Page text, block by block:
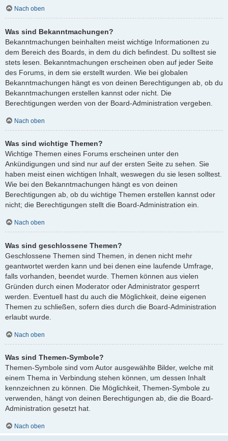
Nach oben
Was sind Bekanntmachungen?
Bekanntmachungen beinhalten meist wichtige Informationen zu
dem Bereich des Boards, in dem du dich befindest. Du solltest sie
stets lesen. Bekanntmachungen erscheinen oben auf jeder Seite
des Forums, in dem sie erstellt wurden. Wie bei globalen
Bekanntmachungen hängt es von deinen Berechtigungen ab, ob du
Bekanntmachungen erstellen kannst oder nicht. Die
Berechtigungen werden von der Board-Administration vergeben.
Nach oben
Was sind wichtige Themen?
Wichtige Themen eines Forums erscheinen unter den
Ankündigungen und sind nur auf der ersten Seite zu sehen. Sie
haben meist einen wichtigen Inhalt, weswegen du sie lesen solltest.
Wie bei den Bekanntmachungen hängt es von deinen
Berechtigungen ab, ob du wichtige Themen erstellen kannst oder
nicht; die Berechtigungen stellt die Board-Administration ein.
Nach oben
Was sind geschlossene Themen?
Geschlossene Themen sind Themen, in denen nicht mehr
geantwortet werden kann und bei denen eine laufende Umfrage,
falls vorhanden, beendet wurde. Themen können aus vielen
Gründen durch einen Moderator oder Administrator gesperrt
werden. Eventuell hast du auch die Möglichkeit, deine eigenen
Themen zu schließen, sofern dies durch die Board-Administration
erlaubt wurde.
Nach oben
Was sind Themen-Symbole?
Themen-Symbole sind vom Autor ausgewählte Bilder, welche mit
einem Thema in Verbindung stehen können, um dessen Inhalt
kennzeichnen zu können. Die Möglichkeit, Themen-Symbole zu
verwenden, hängt von deinen Berechtigungen ab, die die Board-
Administration gesetzt hat.
Nach oben